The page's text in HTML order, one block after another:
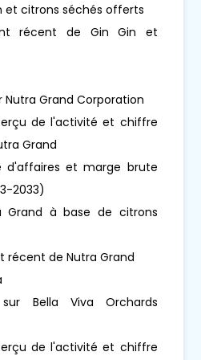
et citrons séchés offerts
récent de Gin Gin et
Nutra Grand Corporation
de l'activité et chiffre
Grand
d'affaires et marge brute
2033)
Grand à base de citrons
récent de Nutra Grand
sur Bella Viva Orchards
de l'activité et chiffre